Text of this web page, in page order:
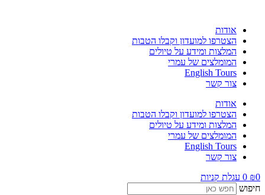
אודות
הצטרפו למועדון וקבלו הטבות
המלצות ומידע על טיולים
המומלצים של עמרי
English Tours
צור קשר
אודות
הצטרפו למועדון וקבלו הטבות
המלצות ומידע על טיולים
המומלצים של עמרי
English Tours
צור קשר
₪
0 עגלת קניות
חיפוש